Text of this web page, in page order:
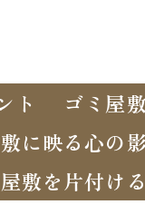
ト
ゴミ屋
に映る心の
敷を片付け